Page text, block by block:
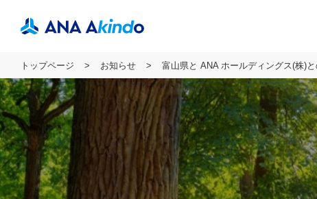
トップページ お知らせ 富山県と ANA ホールディングス(株)